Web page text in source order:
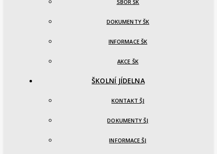
SBOR ŠK
DOKUMENTY ŠK
INFORMACE ŠK
AKCE ŠK
ŠKOLNÍ JÍDELNA
KONTAKT ŠJ
DOKUMENTY ŠJ
INFORMACE ŠJ